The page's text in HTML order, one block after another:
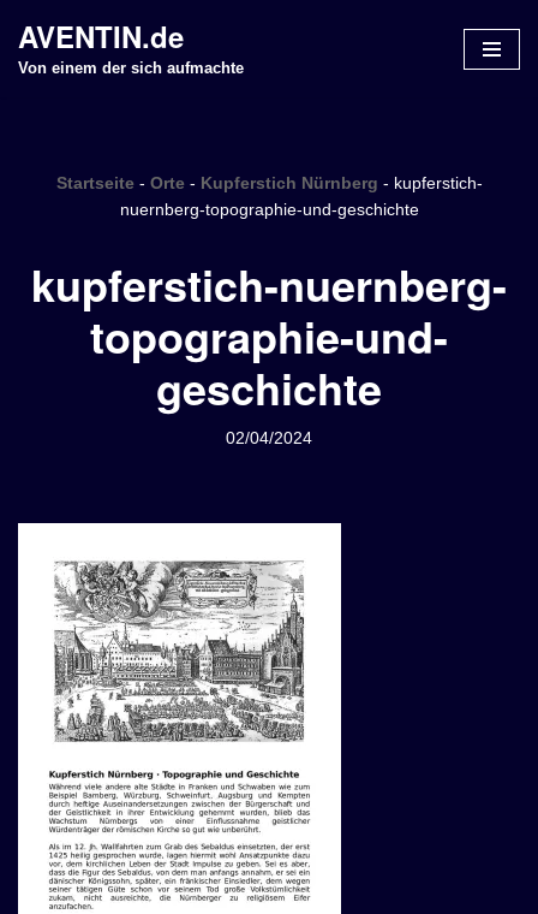
Z
n
AVENTIN.de
Von einem der sich aufmachte
Startseite- Orte- Kupferstich Nürnberg - kupferstich-
nuernberg-topographie-und-geschichte
kupferstich-nuernberg-
topographie-und-
geschichte
02/04/2024